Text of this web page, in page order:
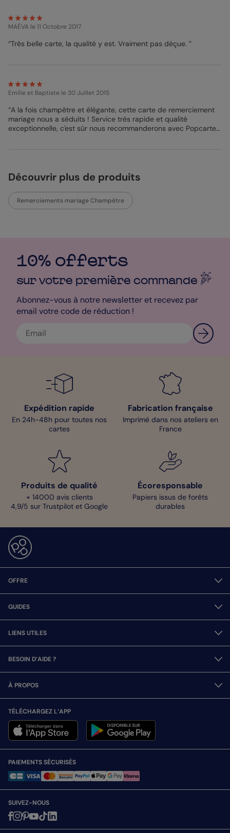
graphismes actuels et délicats. Cette jolie couronne mettra en
valeur la photo de vous deux que vous souhaitez partager à vos
plein d’amour de votre réception. À l’intérieur de cette carte,
photo en groupe de vous entourés de tous vos invités.
MAËVA le 11 Octobre 2017
“Très belle carte, la qualité y est. Vraiment pas déçue. ”
Emilie et Baptiste le 30 Juillet 2015
“A la fois champêtre et élégante, cette carte de remerciement
mariage nous a séduits ! Service très rapide et qualité
exceptionnelle, c'est sûr nous recommanderons avec Popcarte !
Découvrir plus de produits
Remerciements mariage Champêtre
10% offerts
sur votre première commande
Abonnez-vous à notre newsletter et recevez par
email votre code de réduction !
Expédition rapide
En 24h-48h pour toutes nos
cartes
Fabrication française
Imprimé dans nos ateliers en
France
Produits de qualité
+ 14000 avis clients
4,9/5 sur Trustpilot et Google
Écoresponsable
Papiers issus de forêts
durables
OFFRE
GUIDES
LIENS UTILES
BESOIN D’AIDE ?
À PROPOS
TÉLÉCHARGEZ L’APP
PAIEMENTS SÉCURISÉS
SUIVEZ-NOUS